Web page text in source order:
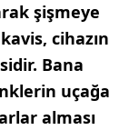
şişmeye
cihazın
Bana
uçağa
alması